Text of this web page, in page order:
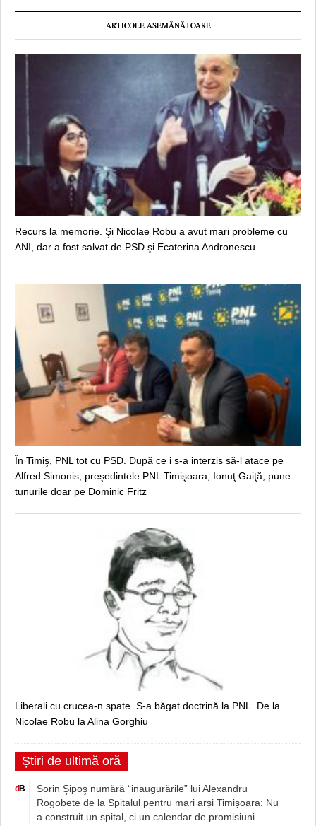
ARTICOLE ASEMĂNĂTOARE
Recurs la memorie. Şi Nicolae Robu a avut mari probleme cu
ANI, dar a fost salvat de PSD şi Ecaterina Andronescu
În Timiş, PNL tot cu PSD. După ce i s-a interzis să-l atace pe
Alfred Simonis, preşedintele PNL Timişoara, Ionuţ Gaiţă, pune
tunurile doar pe Dominic Fritz
Liberali cu crucea-n spate. S-a băgat doctrină la PNL. De la
Nicolae Robu la Alina Gorghiu
Știri de ultimă oră
dB
Sorin Şipoş numără “inaugurările” lui Alexandru
Rogobete de la Spitalul pentru mari arși Timișoara: Nu
a construit un spital, ci un calendar de promisiuni